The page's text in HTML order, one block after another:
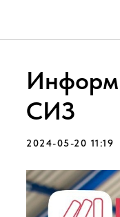
СИЗ
2024-05-20 11:19